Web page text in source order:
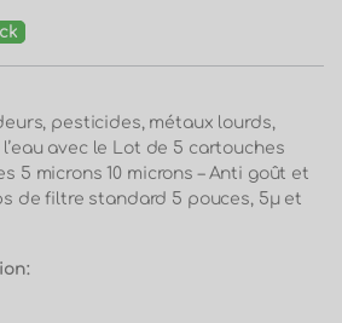
pesticides, métaux lourds,
avec le Lot de 5 cartouches
5 microns 10 microns – Anti goût et
de filtre standard 5 pouces, 5μ et